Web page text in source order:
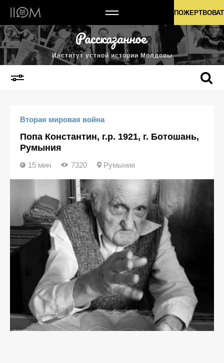
Институт устной истории Молдовы
Институт устной истории Молдовы
Вторая мировая война
Попа Константин, г.р. 1921, г. Ботошань,
Румыния
15 мин 7320 Румыния